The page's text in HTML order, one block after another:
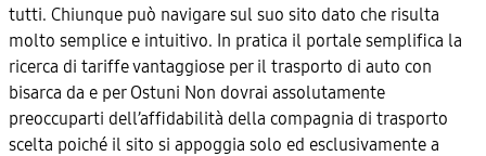
tutti. Chiunque può navigare sul suo sito dato che risulta
molto semplice e intuitivo. In pratica il portale semplifica la
ricerca di tariffe vantaggiose per il trasporto di auto con
bisarca da e per Ostuni Non dovrai assolutamente
preoccuparti dell’affidabilità della compagnia di trasporto
scelta poiché il sito si appoggia solo ed esclusivamente a